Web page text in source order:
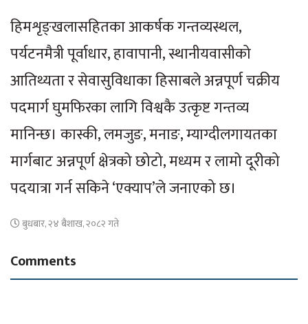
हिमशृङ्खलासहितका आकर्षक गन्तव्यस्थल,
पर्यटनमैत्री पूर्वाधार, हावापानी, स्थानीयवासीको
आतिथ्यता र सेवासुविधाका हिसाबले अन्नपूर्ण चक्रीय
पदमार्ग घुमफिरका लागि विश्वकै उत्कृष्ट गन्तव्य
मानिन्छ। कास्की, लमजुङ, मनाङ, म्याग्दीलगायतका
मार्गबाट अन्नपूर्ण क्षेत्रको छोटो, मध्यम र लामो दूरीको
पदयात्रा गर्न सकिने ‘एक्याप’ले जनाएको छ।
बुधबार, २४ बैशाख, २०८२ गते
Comments